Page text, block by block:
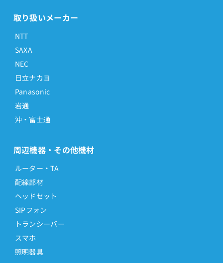
取り扱いメーカー
NTT
SAXA
NEC
日立ナカヨ
Panasonic
岩通
沖・富士通
周辺機器・その他機材
ルーター・TA
配線部材
ヘッドセット
SIPフォン
トランシーバー
スマホ
照明器具